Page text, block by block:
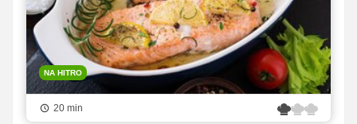
NA HITRO
20 min